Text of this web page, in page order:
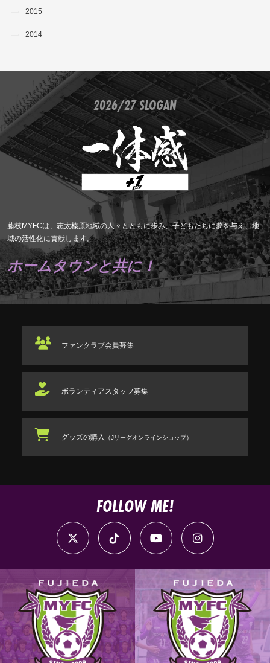
2015
2014
2026/27 SLOGAN
藤枝MYFCは、志太榛原地域の人々とともに歩み、子どもたちに夢を与え、地
域の活性化に貢献します。
ホームタウンと共に！
ファンクラブ会員募集
ボランティアスタッフ募集
グッズの購入 （Jリーグオンラインショップ）
FOLLOW ME!